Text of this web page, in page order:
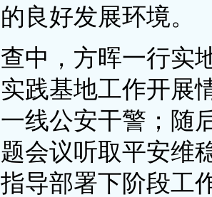
良好发展环境。
，方晖一行实
实践基地工作开展
线公安干警；随
会议听取平安维
导部署下阶段工